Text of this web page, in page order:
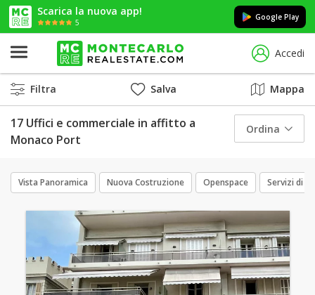
Scarica la nuova app!
5
Google Play
Accedi
Filtra Salva Mappa
17 Uffici e commerciale in affitto a
Monaco Port
Ordina
Vista Panoramica Nuova Costruzione Openspace Servizi di